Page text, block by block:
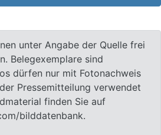
unter Angabe der Quelle frei
Belegexemplare sind
dürfen nur mit Fotonachweis
Pressemitteilung verwendet
finden Sie auf
bilddatenbank.